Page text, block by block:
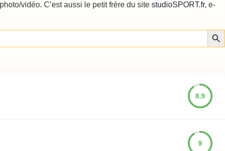
vidéo. C’est aussi le petit frère du site studioSPORT.fr, e-
8.9
9